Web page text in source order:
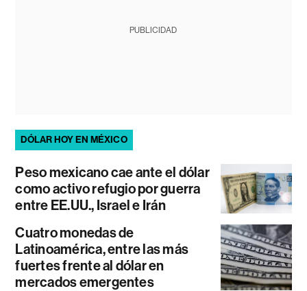
PUBLICIDAD
DÓLAR HOY EN MÉXICO
Peso mexicano cae ante el dólar
como activo refugio por guerra
entre EE.UU., Israel e Irán
Cuatro monedas de
Latinoamérica, entre las más
fuertes frente al dólar en
mercados emergentes